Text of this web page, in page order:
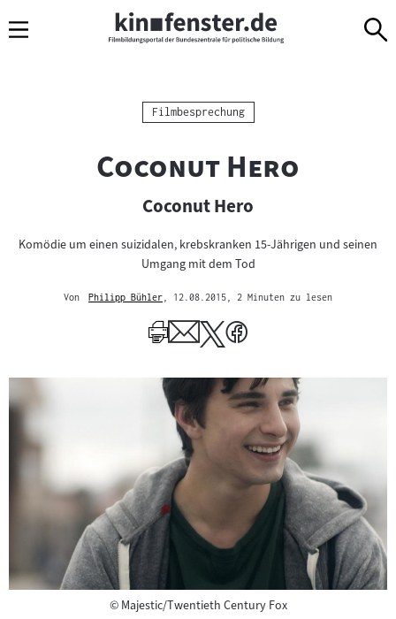
Navigation
zum
zur
Kategorie:
Filmbesprechung
"
Coconut Hero
Coconut Hero
Komödie um einen suizidalen, krebskranken 15-Jährigen und seinen
Umgang mit dem Tod
Von
Philipp Bühler
Author
, 12.08.2015 , 2 Minuten zu lesen
©Copyright
Majestic/Twentieth Century Fox